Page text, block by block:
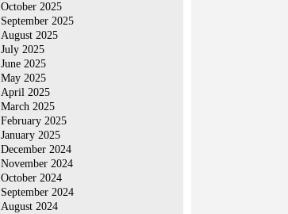
October 2025
September 2025
August 2025
July 2025
June 2025
May 2025
April 2025
March 2025
February 2025
January 2025
December 2024
November 2024
October 2024
September 2024
August 2024